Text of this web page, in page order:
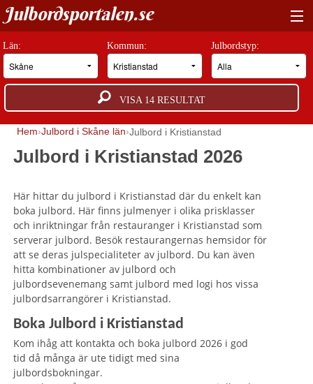
Julbordsportalen.se
HITTA RÄTT JULBORD
BOKNINGSFÖRFRÅGAN
GUIDER
ANNONSERA
Län: Kommun: Julbordstyp:
VISA 14 RESULTAT
Hem Julbord i Skåne län Julbord i Kristianstad
Julbord i Kristianstad 2026
Här hittar du julbord i Kristianstad där du enkelt kan
boka julbord. Här finns julmenyer i olika prisklasser
och inriktningar från restauranger i Kristianstad som
serverar julbord. Besök restaurangernas hemsidor för
att se deras julspecialiteter av julbord. Du kan även
hitta kombinationer av julbord och
julbordsevenemang samt julbord med logi hos vissa
julbordsarrangörer i Kristianstad.
Boka Julbord i Kristianstad
Kom ihåg att kontakta och boka julbord 2026 i god
tid då många är ute tidigt med sina
julbordsbokningar.